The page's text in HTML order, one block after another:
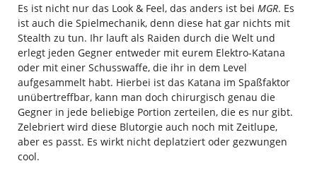
Es ist nicht nur das Look & Feel, das anders ist bei MGR. Es
ist auch die Spielmechanik, denn diese hat gar nichts mit
Stealth zu tun. Ihr lauft als Raiden durch die Welt und
erlegt jeden Gegner entweder mit eurem Elektro-Katana
oder mit einer Schusswaffe, die ihr in dem Level
aufgesammelt habt. Hierbei ist das Katana im Spaßfaktor
unübertreffbar, kann man doch chirurgisch genau die
Gegner in jede beliebige Portion zerteilen, die es nur gibt.
Zelebriert wird diese Blutorgie auch noch mit Zeitlupe,
aber es passt. Es wirkt nicht deplatziert oder gezwungen
cool.